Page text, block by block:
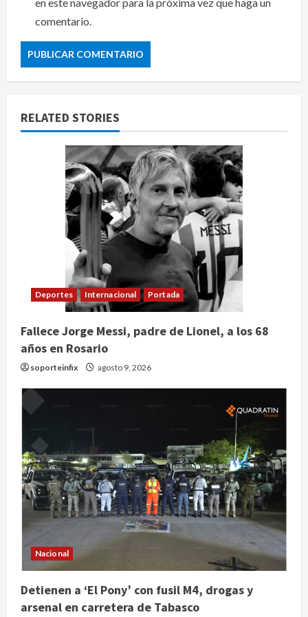
comentario.
RELATED STORIES
Deportes Internacional Portada
Fallece Jorge Messi, padre de Lionel, a los 68
años en Rosario
soporteinfix agosto 9, 2026
Nacional
Detienen a ‘El Pony’ con fusil M4, drogas y
arsenal en carretera de Tabasco
2
Editores y libreros argentinos
rechazan proyecto de
desregulación del Gobierno de Milei
agosto 9, 2026